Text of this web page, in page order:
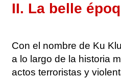
II. La belle
Con el nombre de Ku
a lo largo de la historia
actos terroristas y